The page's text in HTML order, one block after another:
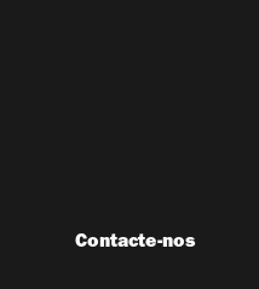
Contacte-nos